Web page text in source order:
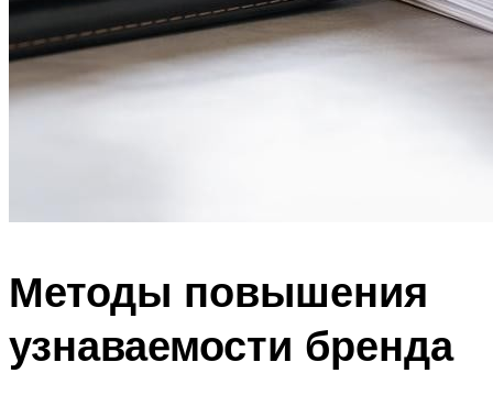
Методы повышения
узнаваемости бренда